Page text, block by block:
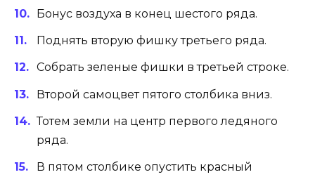
Бонус воздуха в конец шестого ряда.
Поднять вторую фишку третьего ряда.
Собрать зеленые фишки в третьей строке.
Второй самоцвет пятого столбика вниз.
Тотем земли на центр первого ледяного
ряда.
В пятом столбике опустить красный